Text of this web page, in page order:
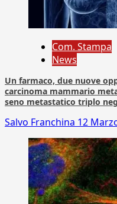
Com. Stampa
News
Un farmaco, due nuove
carcinoma mammario
seno metastatico triplo
Salvo Franchina 12